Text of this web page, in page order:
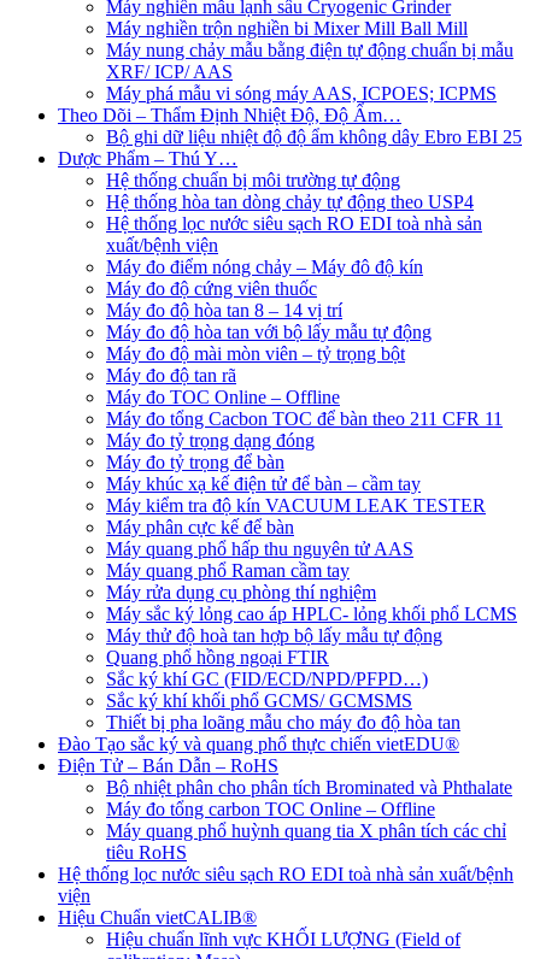
Máy nghiền mẫu lạnh sâu Cryogenic Grinder
Máy nghiền trộn nghiền bi Mixer Mill Ball Mill
Máy nung chảy mẫu bằng điện tự động chuẩn bị mẫu
XRF/ ICP/ AAS
Máy phá mẫu vi sóng máy AAS, ICPOES; ICPMS
Theo Dõi – Thẩm Định Nhiệt Độ, Độ Ẩm…
Bộ ghi dữ liệu nhiệt độ độ ẩm không dây Ebro EBI 25
Dược Phẩm – Thú Y…
Hệ thống chuẩn bị môi trường tự động
Hệ thống hòa tan dòng chảy tự động theo USP4
Hệ thống lọc nước siêu sạch RO EDI​​ toà nhà sản
xuất/bệnh viện
Máy đo điểm nóng chảy – Máy đô độ kín
Máy đo độ cứng viên thuốc
Máy đo độ hòa tan 8 – 14 vị trí
Máy đo độ hòa tan với bộ lấy mẫu tự động
Máy đo độ mài mòn viên – tỷ trọng bột
Máy đo độ tan rã
Máy đo TOC Online – Offline
Máy đo tổng Cacbon TOC để bàn theo 211 CFR 11
Máy đo tỷ trọng dạng đóng
Máy đo tỷ trọng để bàn
Máy khúc xạ kế điện tử để bàn – cầm tay
Máy kiểm tra độ kín VACUUM LEAK TESTER
Máy phân cực kế để bàn
Máy quang phổ hấp thu nguyên tử AAS
Máy quang phổ Raman cầm tay
Máy rửa dụng cụ phòng thí nghiệm
Máy sắc ký lỏng cao áp HPLC- lỏng khối phổ LCMS
Máy thử độ hoà tan hợp bộ lấy mẫu tự động
Quang phổ hồng ngoại FTIR
Sắc ký khí GC (FID/ECD/NPD/PFPD…)
Sắc ký khí khối phổ GCMS/ GCMSMS
Thiết bị pha loãng mẫu cho máy đo độ hòa tan
Đào Tạo sắc ký và quang phổ thực chiến vietEDU®
Điện Tử – Bán Dẫn – RoHS
Bộ nhiệt phân cho phân tích Brominated và Phthalate
Máy đo tổng carbon TOC Online – Offline
Máy quang phổ huỳnh quang tia X phân tích các chỉ
tiêu RoHS
Hệ thống lọc nước siêu sạch RO EDI​​ toà nhà sản xuất/bệnh
viện
Hiệu Chuẩn vietCALIB®
Hiệu chuẩn lĩnh vực KHỐI LƯỢNG (Field of